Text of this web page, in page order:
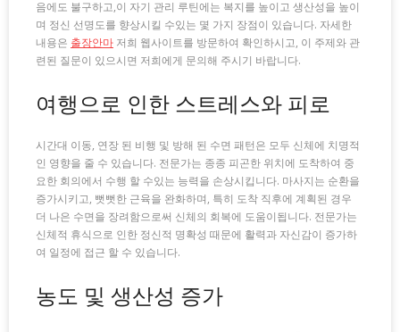
음에도 불구하고,이 자기 관리 루틴에는 복지를 높이고 생산성을 높이
며 정신 선명도를 향상시킬 수있는 몇 가지 장점이 있습니다. 자세한
내용은 출장안마 저희 웹사이트를 방문하여 확인하시고, 이 주제와 관
련된 질문이 있으시면 저희에게 문의해 주시기 바랍니다.
여행으로 인한 스트레스와 피로
시간대 이동, 연장 된 비행 및 방해 된 수면 패턴은 모두 신체에 치명적
인 영향을 줄 수 있습니다. 전문가는 종종 피곤한 위치에 도착하여 중
요한 회의에서 수행 할 수있는 능력을 손상시킵니다. 마사지는 순환을
증가시키고, 뻣뻣한 근육을 완화하며, 특히 도착 직후에 계획된 경우
더 나은 수면을 장려함으로써 신체의 회복에 도움이됩니다. 전문가는
신체적 휴식으로 인한 정신적 명확성 때문에 활력과 자신감이 증가하
여 일정에 접근 할 수 있습니다.
농도 및 생산성 증가